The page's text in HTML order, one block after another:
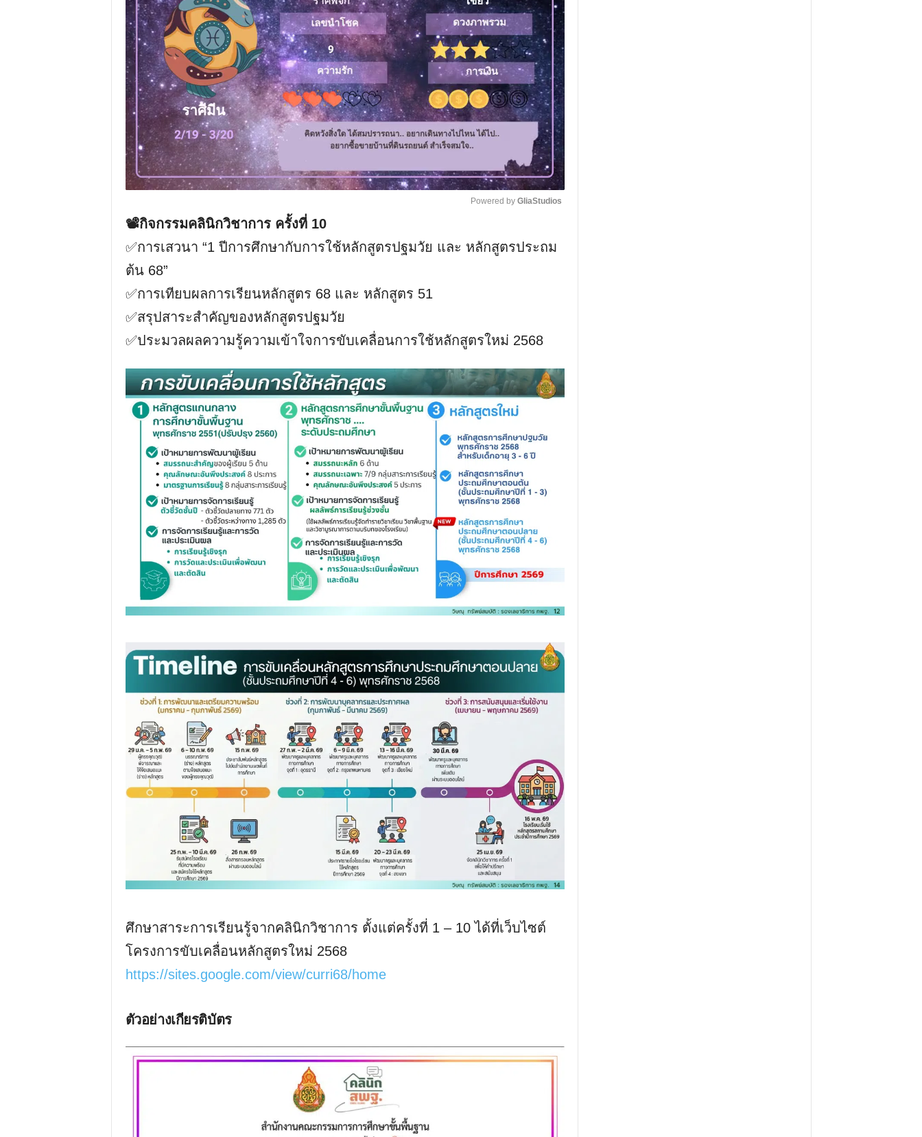
M
u
Powered by GliaStudios
📽️กิจกรรมคลินิกวิชาการ ครั้งที่ 10
✅การเสวนา “1 ปีการศึกษากับการใช้หลักสูตรปฐมวัย และ หลักสูตรประถม
ต้น 68”
✅การเทียบผลการเรียนหลักสูตร 68 และ หลักสูตร 51
✅สรุปสาระสำคัญของหลักสูตรปฐมวัย
✅ประมวลผลความรู้ความเข้าใจการขับเคลื่อนการใช้หลักสูตรใหม่ 2568
ศึกษาสาระการเรียนรู้จากคลินิกวิชาการ ตั้งแต่ครั้งที่ 1 – 10 ได้ที่เว็บไซต์
โครงการขับเคลื่อนหลักสูตรใหม่ 2568
https://sites.google.com/view/curri68/home
ตัวอย่างเกียรติบัตร